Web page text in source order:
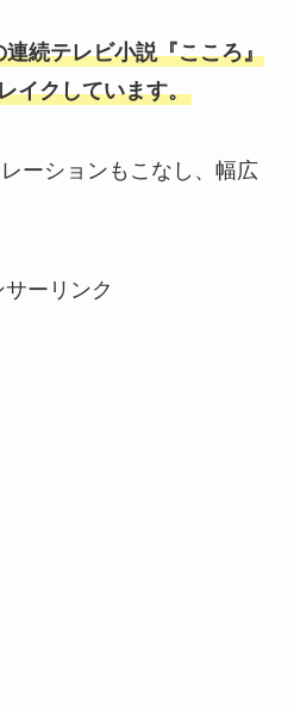
続テレビ小説『こころ』
イクしています。
ーションもこなし、幅広
サーリンク